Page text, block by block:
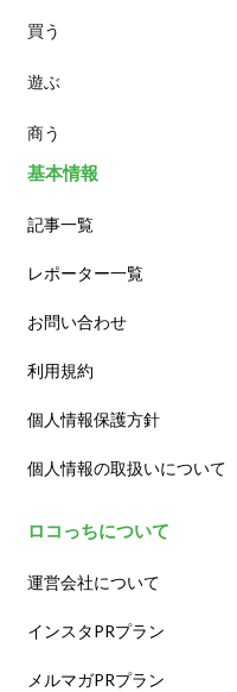
ランチ
カフェ
買う
遊ぶ
商う
基本情報
記事一覧
レポーター一覧
お問い合わせ
利用規約
個人情報保護方針
個人情報の取扱いについて
ロコっちについて
運営会社について
インスタPRプラン
メルマガPRプラン